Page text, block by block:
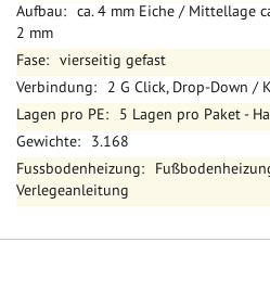
ca. 4 mm Eiche / Mittellage
2 mm
vierseitig gefast
2 G Click, Drop-Down /
5 Lagen pro Paket -
3.168
Verlegeanleitung